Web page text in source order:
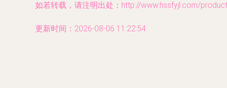
如若转载，请注明出处：http://www.hssfyjl.com/
更新时间：2026-08-06 11:22:54